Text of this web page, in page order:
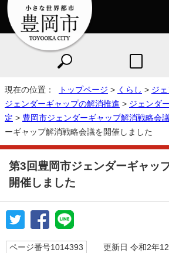
現在の位置： トップページ > くらし > ジ
ジェンダーギャップの解消推進 > ジェンダ
定 > 豊岡市ジェンダーギャップ解消戦略会
ーギャップ解消戦略会議を開催しました
第3回豊岡市ジェンダーギャッ
開催しました
ページ番号1014393 更新日 令和2年12